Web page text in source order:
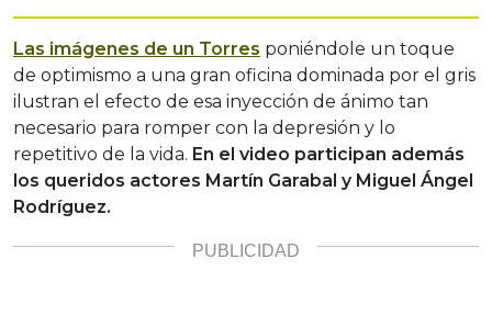
Las imágenes de un Torres poniéndole un toque
de optimismo a una gran oficina dominada por el gris
ilustran el efecto de esa inyección de ánimo tan
necesario para romper con la depresión y lo
repetitivo de la vida. En el video participan además
los queridos actores Martín Garabal y Miguel Ángel
Rodríguez.